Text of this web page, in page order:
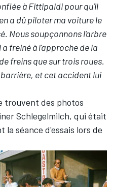
à Fittipaldi pour qu'il
a dû piloter ma voiture le
Nous soupçonnons l'arbre
freiné à l'approche de la
freins que sur trois roues.
et cet accident lui
trouvent des photos
Schlegelmilch, qui était
la séance d'essais lors de